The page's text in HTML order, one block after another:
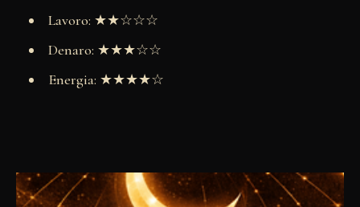
Lavoro: ★★☆☆☆
Denaro: ★★★☆☆
Energia: ★★★★☆